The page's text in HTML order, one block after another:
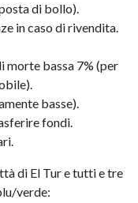
di bollo).
in caso di rivendita.
morte bassa 7% (per
basse).
fondi.
di El Tur e tutti e tre
verde: